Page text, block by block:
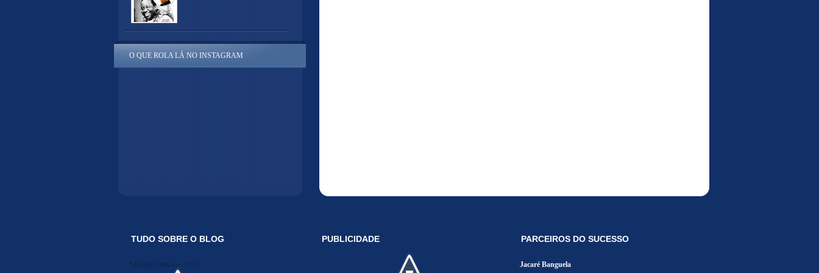
O QUE ROLA LÁ NO INSTAGRAM
TUDO SOBRE O BLOG
Midiakit Danosse 2014
PUBLICIDADE PARCEIROS DO SUCESSO
Jacaré Banguela